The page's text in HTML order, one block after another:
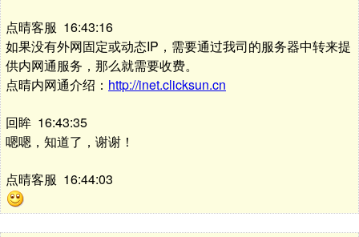
点晴客服 16:43:16
如果没有外网固定或动态IP，需要通过我司的服务器中转来提
供内网通服务，那么就需要收费。
点晴内网通介绍： http://inet.clicksun.cn
回眸 16:43:35
嗯嗯，知道了，谢谢！
点晴客服 16:44:03